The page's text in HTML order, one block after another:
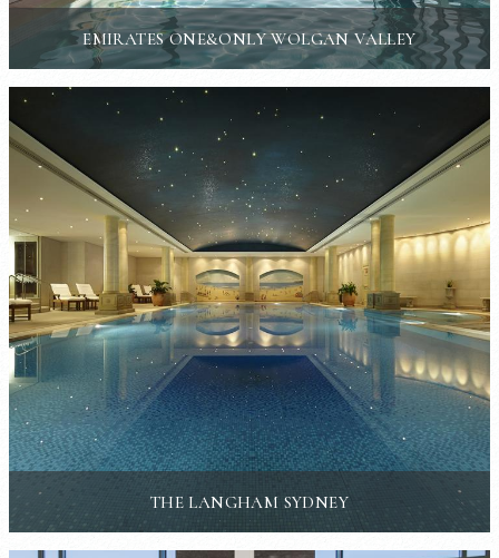
EMIRATES ONE&ONLY WOLGAN VALLEY
THE LANGHAM SYDNEY